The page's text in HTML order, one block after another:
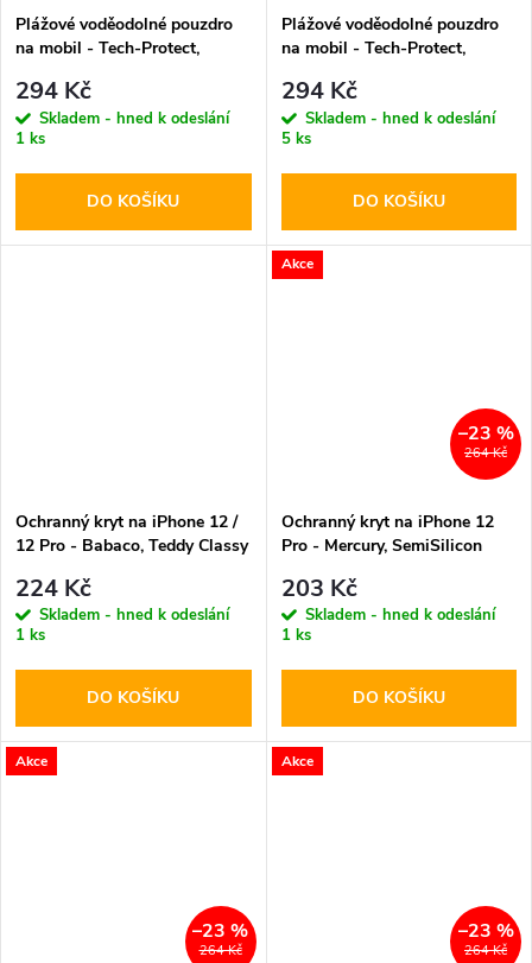
Plážové voděodolné pouzdro
na mobil - Tech-Protect,
294 Kč
Skladem - hned k odeslání
1 ks
DO KOŠÍKU
Plážové voděodolné pouzdro
na mobil - Tech-Protect,
294 Kč
Skladem - hned k odeslání
5 ks
DO KOŠÍKU
Ochranný kryt na iPhone 12 /
12 Pro - Babaco, Teddy Classy
224 Kč
Skladem - hned k odeslání
1 ks
DO KOŠÍKU
Akce
264 Kč
–23 %
Ochranný kryt na iPhone 12
Pro - Mercury, SemiSilicon
203 Kč
Skladem - hned k odeslání
1 ks
DO KOŠÍKU
Akce
264 Kč
–23 %
Akce
264 Kč
–23 %